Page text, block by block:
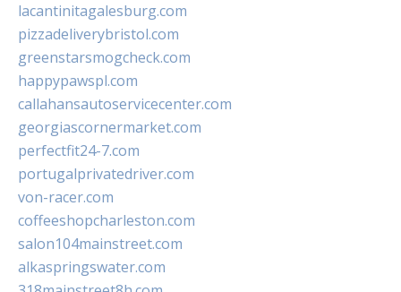
lacantinitagalesburg.com
pizzadeliverybristol.com
greenstarsmogcheck.com
happypawspl.com
callahansautoservicecenter.com
georgiascornermarket.com
perfectfit24-7.com
portugalprivatedriver.com
von-racer.com
coffeeshopcharleston.com
salon104mainstreet.com
alkaspringswater.com